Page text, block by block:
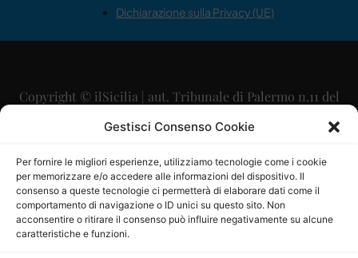
Gestisci Consenso Cookie
Per fornire le migliori esperienze, utilizziamo tecnologie come i cookie
per memorizzare e/o accedere alle informazioni del dispositivo. Il
consenso a queste tecnologie ci permetterà di elaborare dati come il
comportamento di navigazione o ID unici su questo sito. Non
acconsentire o ritirare il consenso può influire negativamente su alcune
caratteristiche e funzioni.
Dichiarazione sulla Privacy (UE)
Copyright © ilSicilia | aut. Tribunale di Palermo n.11 del
29/09/2015
Direttore Editoriale: Maurizio Scaglione
Direttore Responsabile: Maria Calabrese